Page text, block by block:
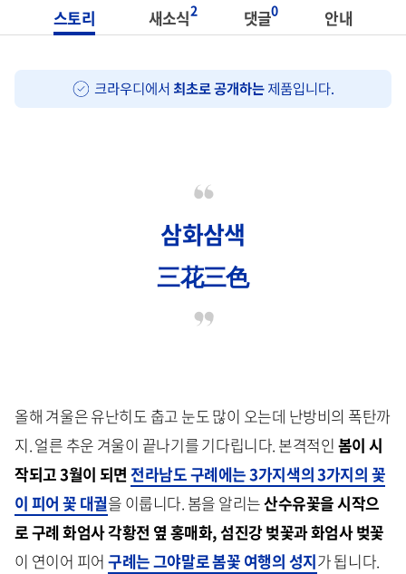
스토리 새소식2 댓글0 안내
삼화삼색
三花三色
올해 겨울은 유난히도 춥고 눈도 많이 오는데 난방비의 폭탄까
지. 얼른 추운 겨울이 끝나기를 기다립니다. 본격적인 봄이 시
작되고 3월이 되면 전라남도구례에는 3가지색의 3가지의 꽃
이 피어 꽃 대궐을 이룹니다. 봄을 알리는산수유꽃을 시작으
로 구례 화엄사 각황전 옆 홍매화, 섬진강 벚꽃과 화엄사 벚꽃
이 연이어 피어 구례는 그야말로 봄꽃 여행의 성지가 됩니다.